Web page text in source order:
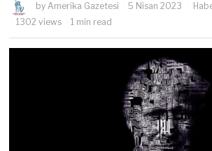
byAmerika Gazetesi 5 Nisan 2023
1302 views
1 min read